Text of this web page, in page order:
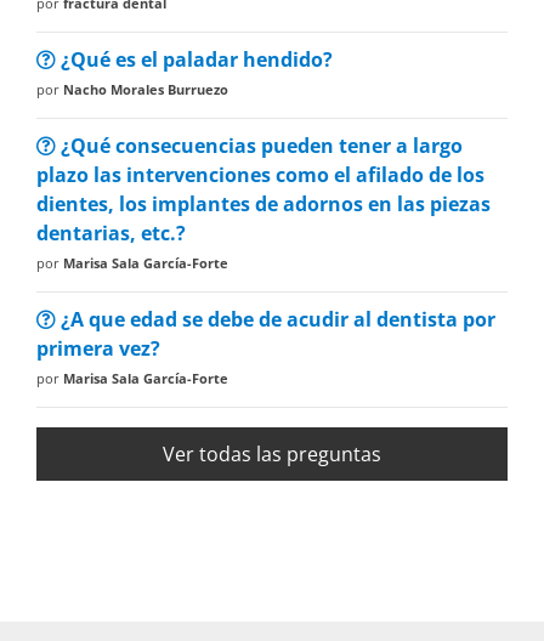
¿Qué es el paladar hendido?
por Nacho Morales Burruezo
¿Qué consecuencias pueden tener a largo
plazo las intervenciones como el afilado de los
dientes, los implantes de adornos en las piezas
dentarias, etc.?
por Marisa Sala García-Forte
¿A que edad se debe de acudir al dentista por
primera vez?
por Marisa Sala García-Forte
Ver todas las preguntas